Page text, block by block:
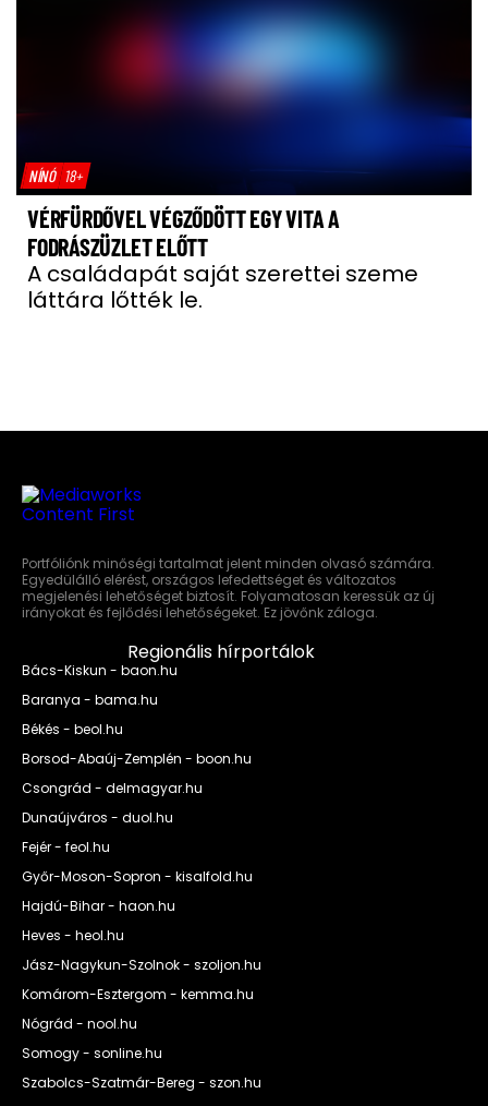
NÍNÓ 18+
VÉRFÜRDŐVEL VÉGZŐDÖTT EGY VITA A
FODRÁSZÜZLET ELŐTT
A családapát saját szerettei szeme
láttára lőtték le.
Portfóliónk minőségi tartalmat jelent minden olvasó számára.
Egyedülálló elérést, országos lefedettséget és változatos
megjelenési lehetőséget biztosít. Folyamatosan keressük az új
irányokat és fejlődési lehetőségeket. Ez jövőnk záloga.
Regionális hírportálok
Bács-Kiskun - baon.hu
Baranya - bama.hu
Békés - beol.hu
Borsod-Abaúj-Zemplén - boon.hu
Csongrád - delmagyar.hu
Dunaújváros - duol.hu
Fejér - feol.hu
Győr-Moson-Sopron - kisalfold.hu
Hajdú-Bihar - haon.hu
Heves - heol.hu
Jász-Nagykun-Szolnok - szoljon.hu
Komárom-Esztergom - kemma.hu
Nógrád - nool.hu
Somogy - sonline.hu
Szabolcs-Szatmár-Bereg - szon.hu